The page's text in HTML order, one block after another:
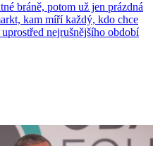
bráně, potom už jen prázdná
kam míří každý, kdo chce
nejrušnějšího období